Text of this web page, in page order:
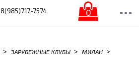
8(985)717-7574 0
> ЗАРУБЕЖНЫЕ КЛУБЫ > МИЛАН >